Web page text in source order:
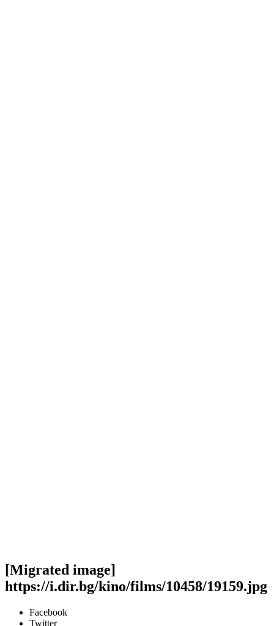
[Migrated image]
https://i.dir.bg/kino/films/10458/19159.jpg
Facebook
Twitter